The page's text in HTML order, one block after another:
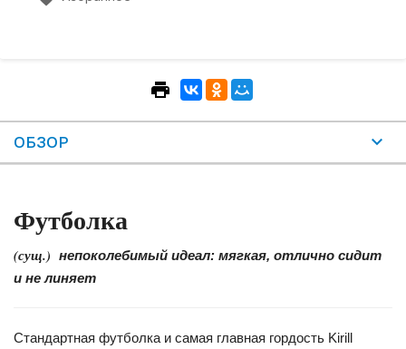
ОБЗОР
Футболка
(сущ.) непоколебимый идеал: мягкая, отлично сидит
и не линяет
Стандартная футболка и самая главная гордость Kirill